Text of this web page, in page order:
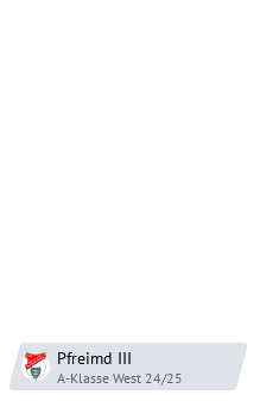
Pfreimd III
A-Klasse West 24/25